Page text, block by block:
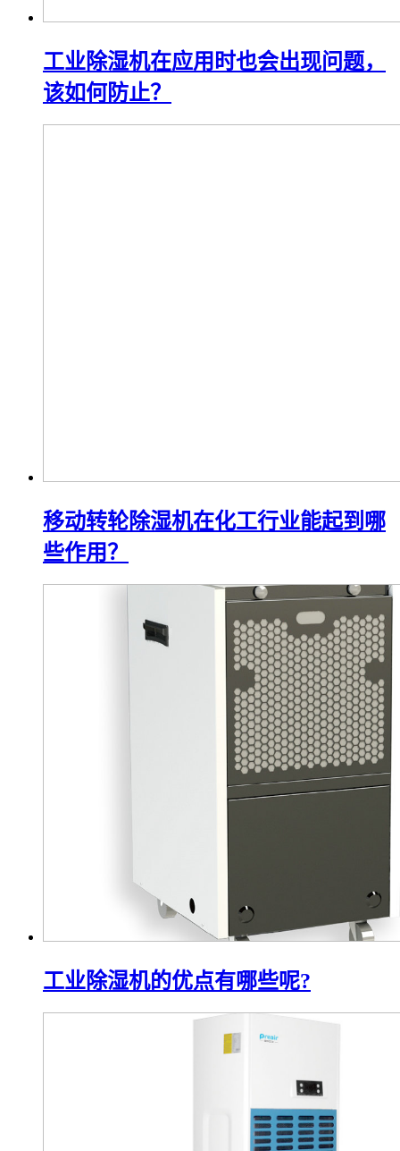
工业除湿机在应用时也会出现问题，
该如何防止？
移动转轮除湿机在化工行业能起到哪
些作用？
工业除湿机的优点有哪些呢?